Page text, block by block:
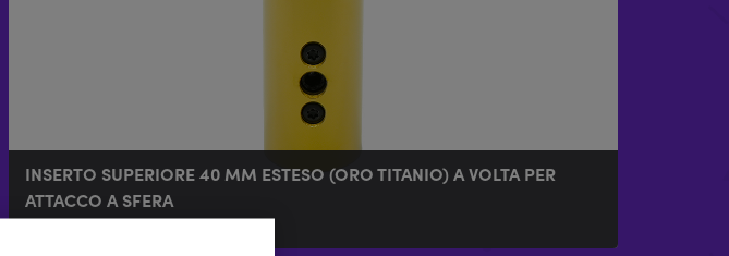
INSERTO SUPERIORE 40 MM ESTESO (ORO TITANIO) A VOLTA PER
ATTACCO A SFERA
£59.99